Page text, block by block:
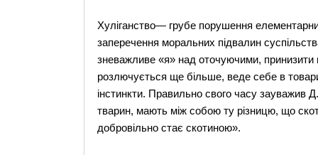
Хуліганство— грубе порушення
заперечення моральних підвалин
зневажливе «я» над оточуючими, принизити
розлючується ще більше, веде себе в
інстинкти. Правильно свого часу зауважив
тварин, мають між собою ту різницю, що
добровільно стає скотиною».